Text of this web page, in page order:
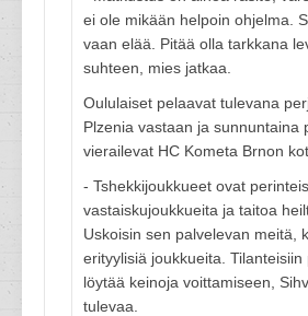
ei ole mikään helpoin ohjelma.
vaan elää. Pitää olla tarkkana
suhteen, mies jatkaa.
Oululaiset pelaavat tulevana
Plzenia vastaan ja sunnuntaina
vierailevat HC Kometa Brnon
- Tshekkijoukkueet ovat
vastaiskujoukkueita ja taitoa
Uskoisin sen palvelevan meitä,
erityylisiä joukkueita.
löytää keinoja voittamiseen,
tulevaa.